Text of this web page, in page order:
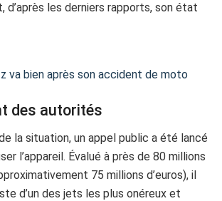
d’après les derniers rapports, son état
va bien après son accident de moto
des autorités
la situation, un appel public a été lancé
l’appareil. Évalué à près de 80 millions
75 millions d’euros), il
d’un des jets les plus onéreux et